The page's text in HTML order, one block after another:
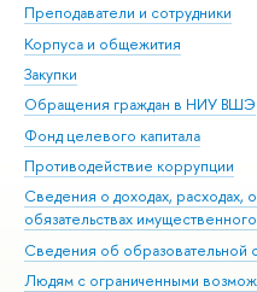
Преподаватели и сотрудники
Корпуса и общежития
Закупки
Обращения граждан в НИУ ВШЭ
Фонд целевого капитала
Противодействие коррупции
Сведения о доходах, расходах,
обязательствах
Сведения об образовательной
Людям с ограниченными